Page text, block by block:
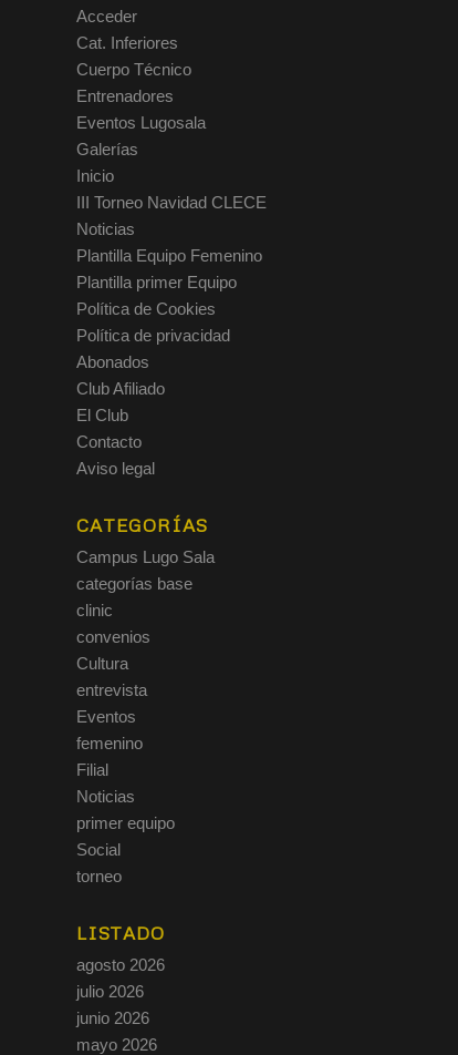
Acceder
Cat. Inferiores
Cuerpo Técnico
Entrenadores
Eventos Lugosala
Galerías
Inicio
III Torneo Navidad CLECE
Noticias
Plantilla Equipo Femenino
Plantilla primer Equipo
Política de Cookies
Política de privacidad
Abonados
Club Afiliado
El Club
Contacto
Aviso legal
CATEGORÍAS
Campus Lugo Sala
categorías base
clinic
convenios
Cultura
entrevista
Eventos
femenino
Filial
Noticias
primer equipo
Social
torneo
LISTADO
agosto 2026
julio 2026
junio 2026
mayo 2026